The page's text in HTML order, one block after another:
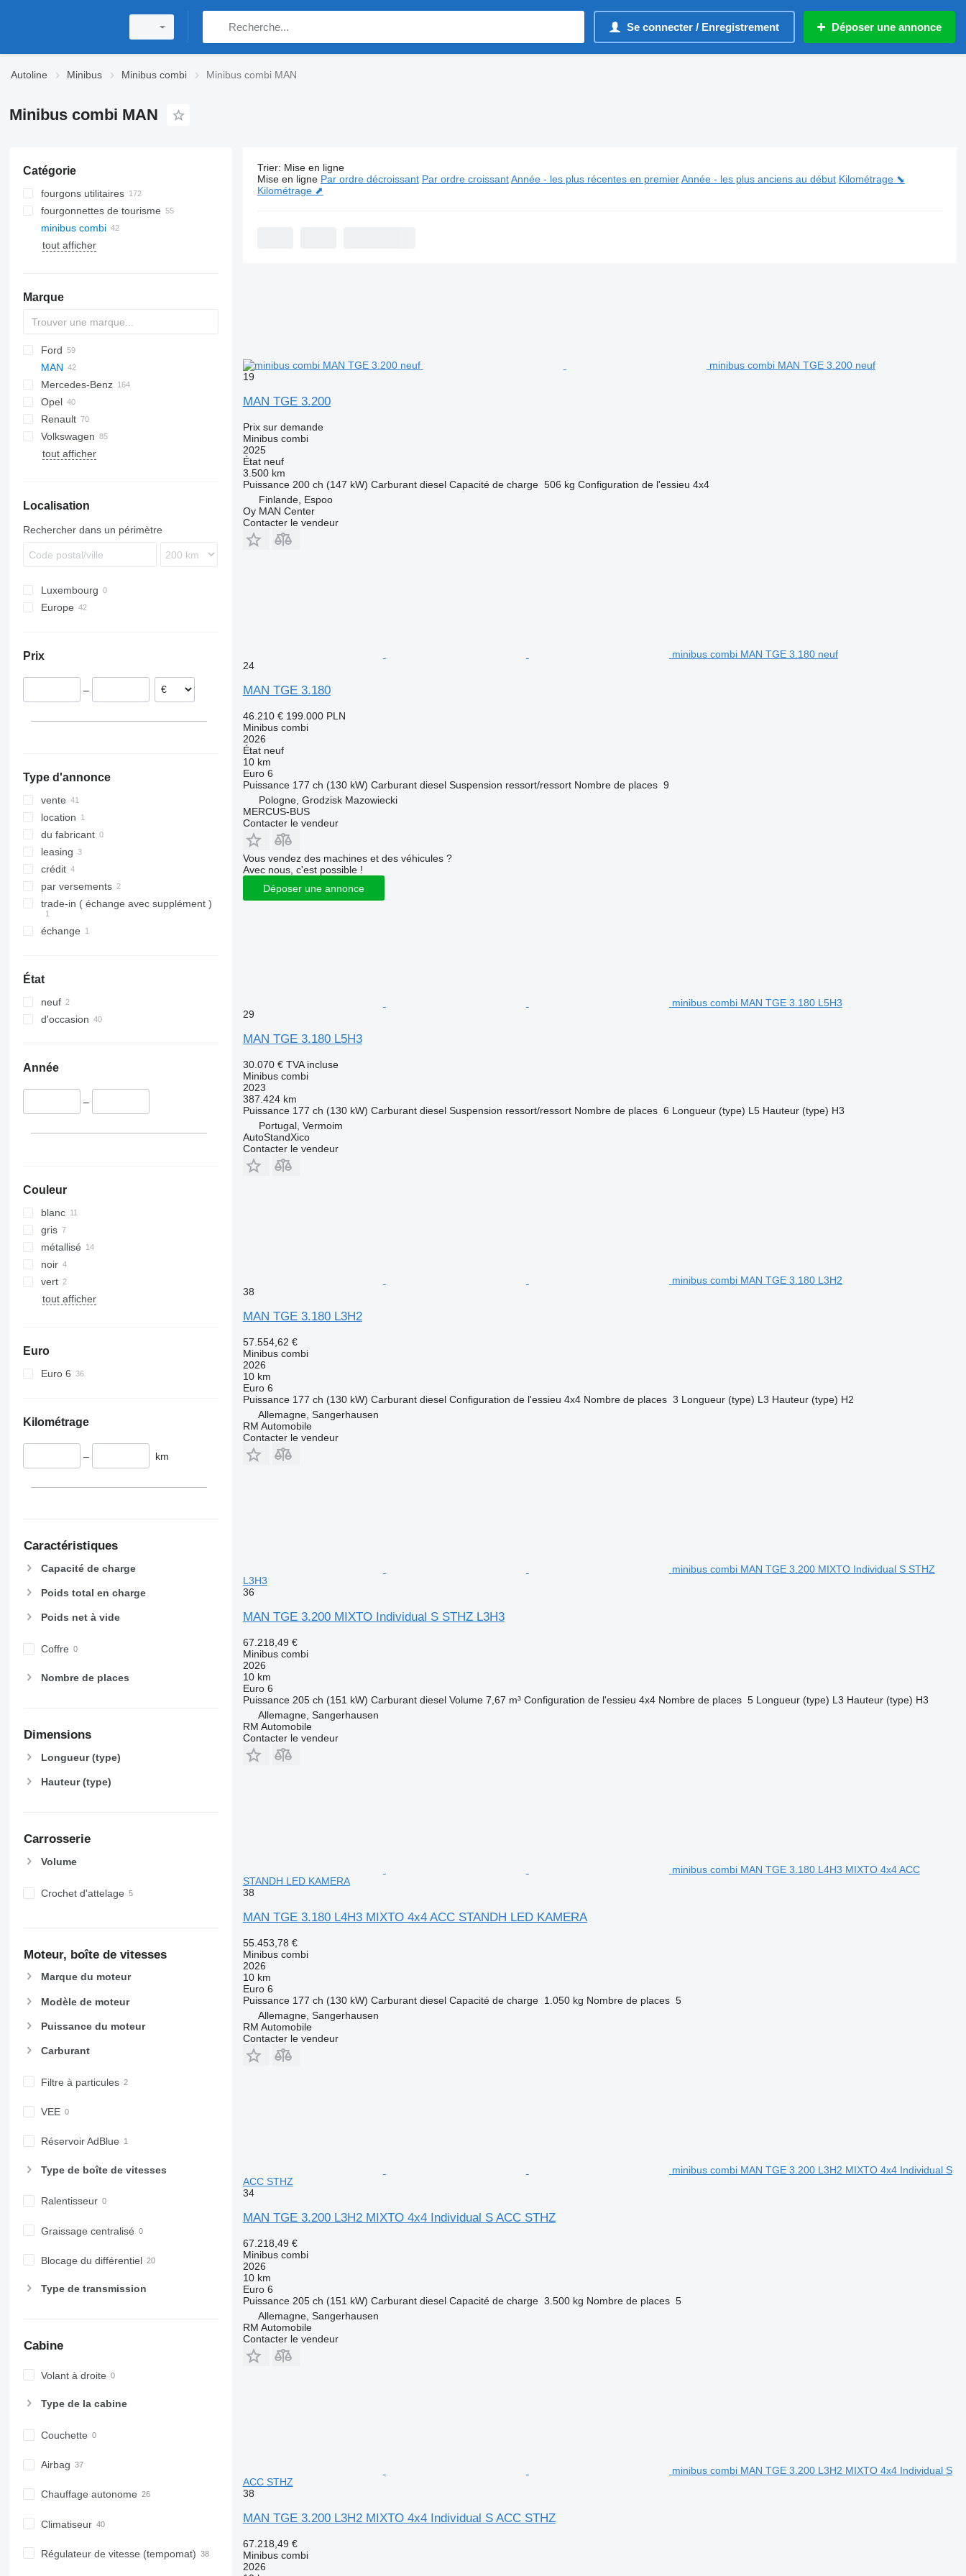
Se connecter / Enregistrement Déposer une annonce
Autoline Minibus Minibus combi Minibus combi MAN
Minibus combi MAN
Catégorie
fourgons utilitaires
fourgonnettes de tourisme
minibus combi
tout afficher
Marque
Jumper
Jumpy
Ducato
Scudo
Talento
Ford
L-series
Tourneo
Transit
Daily
MAN
TGE
TGE 3.140
TGE 3.160
TGE 3.180
TGE 3.200
Mercedes-Benz
Sprinter
V-Class
Vario
Viano
Caravan
Clipper
NV
Vanette
Opel
Movano
Vivaro
Boxer
Expert
Renault
G-series
Master
Hiace
Lite Ace
Voxy
2206
Volkswagen
California
Golf
Multivan
Transporter
tout afficher
Localisation
Rechercher dans un périmètre
Luxembourg
Europe
Finlande
Portugal
Prix
–
Type d'annonce
vente
location
du fabricant
leasing
crédit
par versements
trade-in ( échange avec supplément )
échange
État
neuf
d'occasion
Année
–
Couleur
blanc
gris
métallisé
noir
vert
tout afficher
Euro
Euro 6
Kilométrage
– km
Caractéristiques
Capacité de charge
Poids total en charge
Poids net à vide
Coffre
Nombre de places
Dimensions
Longueur (type)
Hauteur (type)
Carrosserie
Volume
Crochet d'attelage
Moteur, boîte de vitesses
Marque du moteur
Modèle de moteur
Puissance du moteur
Carburant
Filtre à particules
VEE
Réservoir AdBlue
Type de boîte de vitesses
Ralentisseur
Graissage centralisé
Blocage du différentiel
Type de transmission
Cabine
Volant à droite
Type de la cabine
Couchette
Airbag
Chauffage autonome
Climatiseur
Régulateur de vitesse (tempomat)
42 annonces:Minibus combi MAN
Trier: Mise en ligne
Mise en ligne Par ordre décroissant Par ordre croissant Année - les plus récentes en premier Année - les plus anciens au début Kilométrage ⬊
Kilométrage ⬈
minibus combi MAN TGE 3.200 neuf
19
MAN TGE 3.200
Prix sur demande
Minibus combi
2025
Étatneuf
3.500 km
Puissance 200 ch (147 kW) Carburant diesel Capacité de charge 506 kg Configuration de l'essieu 4x4
Finlande, Espoo
Oy MAN Center
Contacter le vendeur
minibus combi MAN TGE 3.180 neuf
24
MAN TGE 3.180
46.210 € 199.000 PLN
Minibus combi
2026
Étatneuf
10 km
Euro 6
Puissance 177 ch (130 kW) Carburant diesel Suspension ressort/ressort Nombre de places 9
Pologne, Grodzisk Mazowiecki
MERCUS-BUS
Contacter le vendeur
Vous vendez des machines et des véhicules ?
Avec nous, c'est possible !
Déposer une annonce
minibus combi MAN TGE 3.180 L5H3
29
MAN TGE 3.180 L5H3
30.070 € TVA incluse
Minibus combi
2023
387.424 km
Puissance 177 ch (130 kW) Carburant diesel Suspension ressort/ressort Nombre de places 6 Longueur (type) L5 Hauteur (type) H3
Portugal, Vermoim
AutoStandXico
Contacter le vendeur
minibus combi MAN TGE 3.180 L3H2
38
MAN TGE 3.180 L3H2
57.554,62 €
Minibus combi
2026
10 km
Euro 6
Puissance 177 ch (130 kW) Carburant diesel Configuration de l'essieu 4x4 Nombre de places 3 Longueur (type) L3 Hauteur (type) H2
Allemagne, Sangerhausen
RM Automobile
Contacter le vendeur
minibus combi MAN TGE 3.200 MIXTO Individual S STHZ
L3H3
36
MAN TGE 3.200 MIXTO Individual S STHZ L3H3
67.218,49 €
Minibus combi
2026
10 km
Euro 6
Puissance 205 ch (151 kW) Carburant diesel Volume 7,67 m³ Configuration de l'essieu 4x4 Nombre de places 5 Longueur (type) L3 Hauteur (type) H3
Allemagne, Sangerhausen
RM Automobile
Contacter le vendeur
minibus combi MAN TGE 3.180 L4H3 MIXTO 4x4 ACC
STANDH LED KAMERA
38
MAN TGE 3.180 L4H3 MIXTO 4x4 ACC STANDH LED KAMERA
55.453,78 €
Minibus combi
2026
10 km
Euro 6
Puissance 177 ch (130 kW) Carburant diesel Capacité de charge 1.050 kg Nombre de places 5
Allemagne, Sangerhausen
RM Automobile
Contacter le vendeur
minibus combi MAN TGE 3.200 L3H2 MIXTO 4x4 Individual S
ACC STHZ
34
MAN TGE 3.200 L3H2 MIXTO 4x4 Individual S ACC STHZ
67.218,49 €
Minibus combi
2026
10 km
Euro 6
Puissance 205 ch (151 kW) Carburant diesel Capacité de charge 3.500 kg Nombre de places 5
Allemagne, Sangerhausen
RM Automobile
Contacter le vendeur
minibus combi MAN TGE 3.200 L3H2 MIXTO 4x4 Individual S
ACC STHZ
38
MAN TGE 3.200 L3H2 MIXTO 4x4 Individual S ACC STHZ
67.218,49 €
Minibus combi
2026